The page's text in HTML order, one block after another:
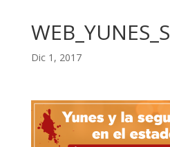
Dic 1, 2017